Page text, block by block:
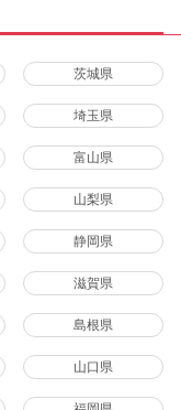
茨城県
埼玉県
富山県
山梨県
静岡県
滋賀県
島根県
山口県